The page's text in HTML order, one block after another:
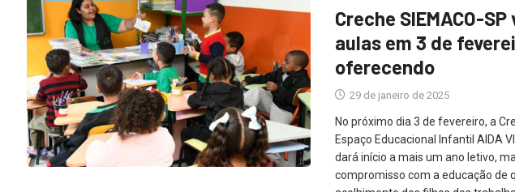
Creche SIEMACO-
aulas em 3 de
oferecendo
29 de janeiro de 2025
No próximo dia 3 de fevereiro, a
Espaço Educacional Infantil AIDA
dará início a mais um ano letivo,
compromisso com a educação de